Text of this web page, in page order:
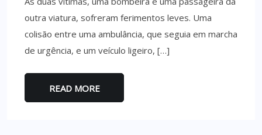
outra viatura, sofreram ferimentos leves. Uma
colisão entre uma ambulância, que seguia em marcha
de urgência, e um veículo ligeiro, […]
READ MORE